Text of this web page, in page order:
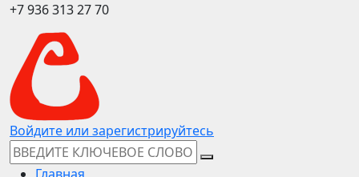
+7 936 313 27 70
Войдите или зарегистрируйтесь